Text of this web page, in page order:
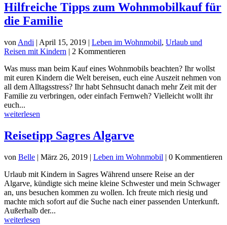
Hilfreiche Tipps zum Wohnmobilkauf für
die Familie
von Andi | April 15, 2019 | Leben im Wohnmobil, Urlaub und
Reisen mit Kindern | 2 Kommentieren
Was muss man beim Kauf eines Wohnmobils beachten? Ihr wollst
mit euren Kindern die Welt bereisen, euch eine Auszeit nehmen von
all dem Alltagsstress? Ihr habt Sehnsucht danach mehr Zeit mit der
Familie zu verbringen, oder einfach Fernweh? Vielleicht wollt ihr
euch...
weiterlesen
Reisetipp Sagres Algarve
von Belle | März 26, 2019 | Leben im Wohnmobil | 0 Kommentieren
Urlaub mit Kindern in Sagres Während unsere Reise an der
Algarve, kündigte sich meine kleine Schwester und mein Schwager
an, uns besuchen kommen zu wollen. Ich freute mich riesig und
machte mich sofort auf die Suche nach einer passenden Unterkunft.
Außerhalb der...
weiterlesen